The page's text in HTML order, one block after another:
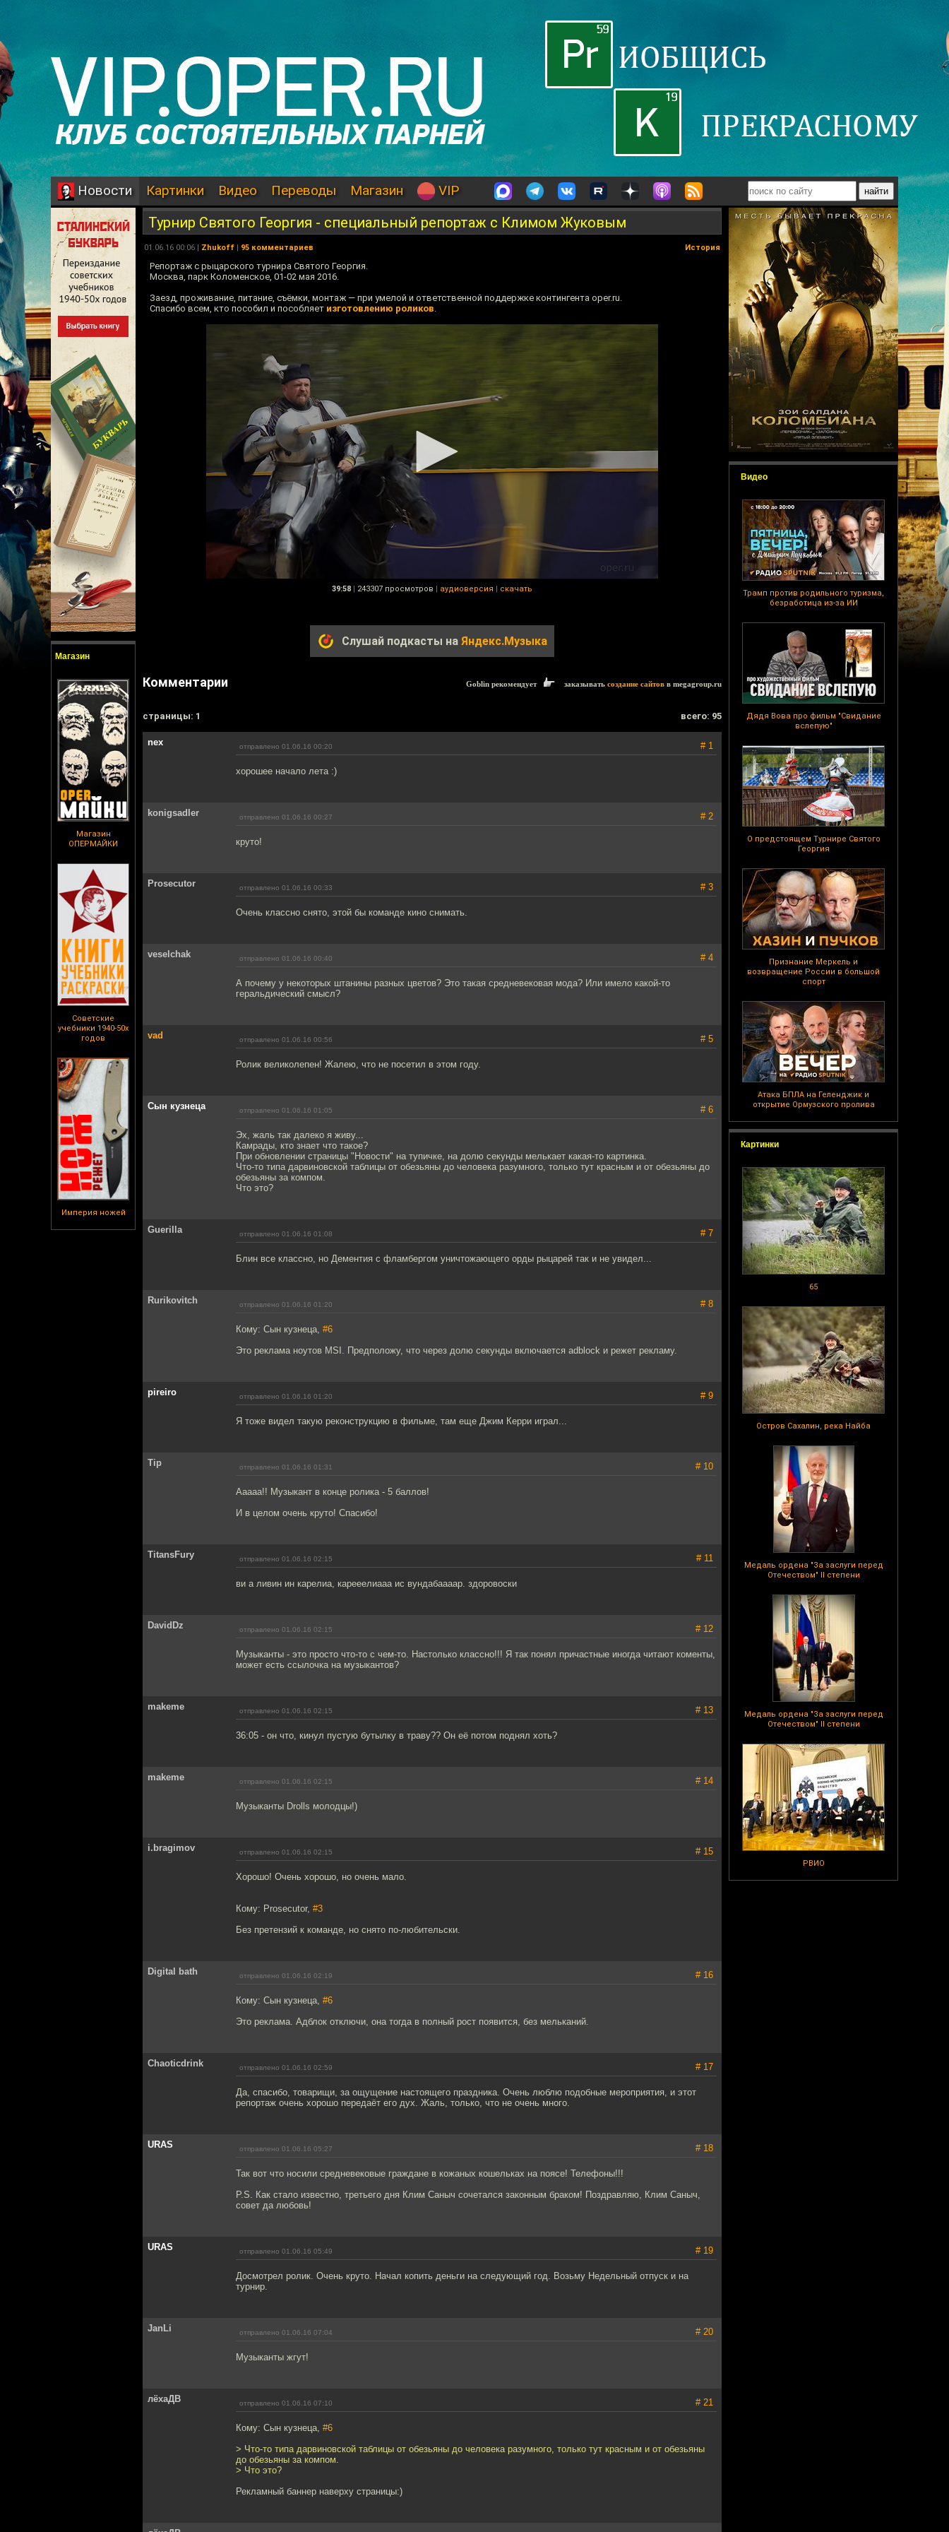
Новости Картинки Видео Переводы Магазин VIP
Магазин
Магазин
ОПЕРМАЙКИ
Советские
учебники 1940-50х
годов
Империя ножей
Видео
Трамп против родильного туризма,
безработица из-за ИИ
Дядя Вова про фильм "Свидание
вслепую"
О предстоящем Турнире Святого
Георгия
Признание Меркель и
возвращение России в большой
спорт
Атака БПЛА на Геленджик и
открытие Ормузского пролива
Картинки
65
Остров Сахалин, река Найба
Медаль ордена "За заслуги перед
Отечеством" II степени
Медаль ордена "За заслуги перед
Отечеством" II степени
РВИО
Турнир Святого Георгия - специальный репортаж с Климом Жуковым
01.06.16 00:06 | Zhukoff | 95 комментариев История
Репортаж с рыцарского турнира Святого Георгия.
Москва, парк Коломенское, 01-02 мая 2016.
Заезд, проживание, питание, съёмки, монтаж — при умелой и ответственной поддержке контингента oper.ru.
Спасибо всем, кто пособил и пособляет изготовлению роликов.
39:58 | 243307 просмотров | аудиоверсия | скачать
Слушай подкасты на Яндекс.Музыка
Комментарии Goblin рекомендует заказывать создание сайтов в megagroup.ru
cтраницы: 1 всего: 95
nex отправлено 01.06.16 00:20 # 1
хорошее начало лета :)
konigsadler отправлено 01.06.16 00:27 # 2
круто!
Prosecutor отправлено 01.06.16 00:33 # 3
Очень классно снято, этой бы команде кино снимать.
veselchak отправлено 01.06.16 00:40 # 4
А почему у некоторых штанины разных цветов? Это такая средневековая мода? Или имело какой-то
геральдический смысл?
vad отправлено 01.06.16 00:56 # 5
Ролик великолепен! Жалею, что не посетил в этом году.
Сын кузнеца отправлено 01.06.16 01:05 # 6
Эх, жаль так далеко я живу...
Камрады, кто знает что такое?
При обновлении страницы "Новости" на тупичке, на долю секунды мелькает какая-то картинка.
Что-то типа дарвиновской таблицы от обезьяны до человека разумного, только тут красным и от обезьяны до
обезьяны за компом.
Что это?
Guerilla отправлено 01.06.16 01:08 # 7
Блин все классно, но Дементия с фламбергом уничтожающего орды рыцарей так и не увидел...
Rurikovitch отправлено 01.06.16 01:20 # 8
Кому: Сын кузнеца, #6
Это реклама ноутов MSI. Предположу, что через долю секунды включается adblock и режет рекламу.
pireiro отправлено 01.06.16 01:20 # 9
Я тоже видел такую реконструкцию в фильме, там еще Джим Керри играл...
Tip отправлено 01.06.16 01:31 # 10
Ааааа!! Музыкант в конце ролика - 5 баллов!
И в целом очень круто! Спасибо!
TitansFury отправлено 01.06.16 02:15 # 11
ви а ливин ин карелиа, карееелиааа ис вундабаааар. здоровоски
DavidDz отправлено 01.06.16 02:15 # 12
Музыканты - это просто что-то с чем-то. Настолько классно!!! Я так понял причастные иногда читают коменты,
может есть ссылочка на музыкантов?
makeme отправлено 01.06.16 02:15 # 13
36:05 - он что, кинул пустую бутылку в траву?? Он её потом поднял хоть?
makeme отправлено 01.06.16 02:15 # 14
Музыканты Drolls молодцы!)
i.bragimov отправлено 01.06.16 02:15 # 15
Хорошо! Очень хорошо, но очень мало.
Кому: Prosecutor, #3
Без претензий к команде, но снято по-любительски.
Digital bath отправлено 01.06.16 02:19 # 16
Кому: Сын кузнеца, #6
Это реклама. Адблок отключи, она тогда в полный рост появится, без мельканий.
Chaoticdrink отправлено 01.06.16 02:59 # 17
Да, спасибо, товарищи, за ощущение настоящего праздника. Очень люблю подобные мероприятия, и этот
репортаж очень хорошо передаёт его дух. Жаль, только, что не очень много.
URAS отправлено 01.06.16 05:27 # 18
Так вот что носили средневековые граждане в кожаных кошельках на поясе! Телефоны!!!
P.S. Как стало известно, третьего дня Клим Саныч сочетался законным браком! Поздравляю, Клим Саныч,
совет да любовь!
URAS отправлено 01.06.16 05:49 # 19
Досмотрел ролик. Очень круто. Начал копить деньги на следующий год. Возьму Недельный отпуск и на
турнир.
JanLi отправлено 01.06.16 07:04 # 20
Музыканты жгут!
лёхаДВ отправлено 01.06.16 07:10 # 21
Кому: Сын кузнеца, #6
> Что-то типа дарвиновской таблицы от обезьяны до человека разумного, только тут красным и от обезьяны
до обезьяны за компом.
> Что это?
Рекламный баннер наверху страницы:)